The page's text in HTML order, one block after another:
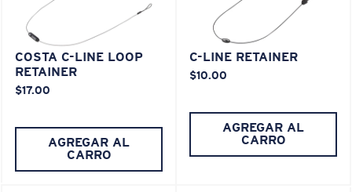
COSTA C-LINE LOOP
RETAINER
$17.00
AGREGAR AL
CARRO
C-LINE RETAINER
$10.00
AGREGAR AL
CARRO